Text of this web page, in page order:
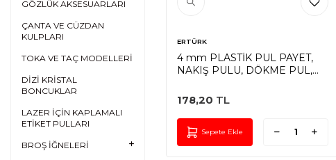
GÖZLÜK AKSESUARLARI
ÇANTA VE CÜZDAN
KULPLARI
TOKA VE TAÇ MODELLERİ
DİZİ KRİSTAL
BONCUKLAR
LAZER İÇİN KAPLAMALI
ETİKET PULLARI
BROŞ İĞNELERİ
ERTÜRK
4 mm PLASTİK PUL PAYET,
NAKIŞ PULU, DÖKME PUL,
RENK
178,20 TL
Sepete Ekle